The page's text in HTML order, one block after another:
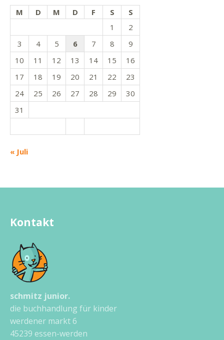
M
D M D F S S
« Juli
1
2
3
4 5 6 7 8
9
10
11 12 13 14 15
16
17
18 19 20 21 22
23
24
25 26 27 28 29
30
31
Kontakt
schmitz junior.
die buchhandlung für kinder
werdener markt 6
45239 essen-werden